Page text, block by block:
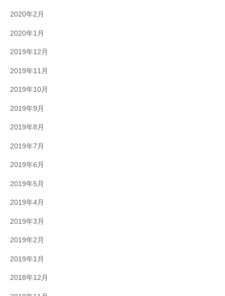
2020年2月
2020年1月
2019年12月
2019年11月
2019年10月
2019年9月
2019年8月
2019年7月
2019年6月
2019年5月
2019年4月
2019年3月
2019年2月
2019年1月
2018年12月